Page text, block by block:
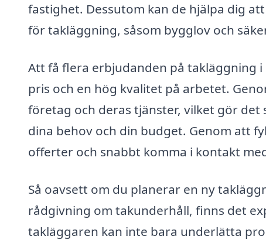
fastighet. Dessutom kan de hjälpa dig
för takläggning, såsom bygglov och
Att få flera erbjudanden på takläggning
pris och en hög kvalitet på arbetet.
företag och deras tjänster, vilket gör
dina behov och din budget. Genom att
offerter och snabbt komma i kontakt
Så oavsett om du planerar en ny
rådgivning om takunderhåll, finns det
takläggaren kan inte bara underlätta